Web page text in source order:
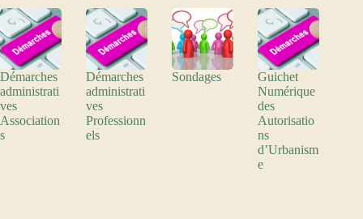
Démarches
administrati
ves
Association
s
Démarches
administrati
ves
Professionn
els
Sondages
Guichet
Numérique
des
Autorisatio
ns
d’Urbanism
e